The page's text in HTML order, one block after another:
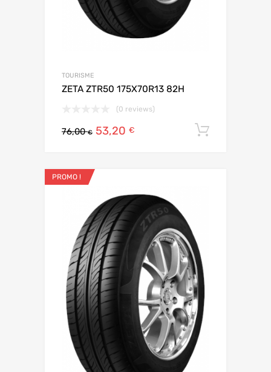
TOURISME
ZETA ZTR50 175X70R13 82H
(0 reviews)
76,00€ 53,20 €
PROMO !